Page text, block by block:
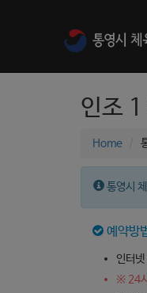
인조
Home
통영시
예약방
인터넷
※ 24